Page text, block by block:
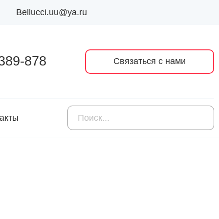
Bellucci.uu@ya.ru
878 Связаться с нами